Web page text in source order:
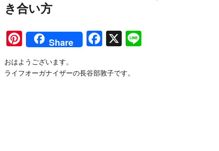
き合い方
Pinterest
Share Facebook
X
おはようございます。
ライフオーガナイザーの長谷部敦子です。